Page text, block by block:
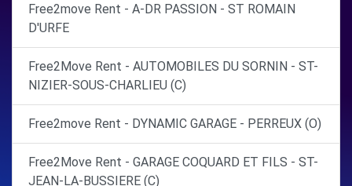
Free2move Rent - A-DR PASSION - ST ROMAIN
D'URFE
Free2Move Rent - AUTOMOBILES DU SORNIN - ST-
NIZIER-SOUS-CHARLIEU (C)
Free2move Rent - DYNAMIC GARAGE - PERREUX (O)
Free2Move Rent - GARAGE COQUARD ET FILS - ST-
JEAN-LA-BUSSIERE (C)